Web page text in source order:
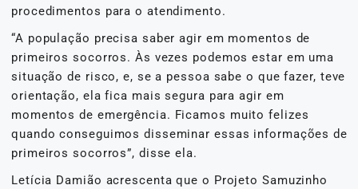
procedimentos para o atendimento.
“A população precisa saber agir em momentos de
primeiros socorros. Às vezes podemos estar em uma
situação de risco, e, se a pessoa sabe o que fazer, teve
orientação, ela fica mais segura para agir em
momentos de emergência. Ficamos muito felizes
quando conseguimos disseminar essas informações de
primeiros socorros”, disse ela.
Letícia Damião acrescenta que o Projeto Samuzinho